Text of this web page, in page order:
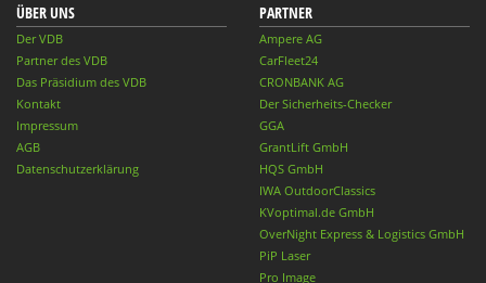
ÜBER UNS
Der VDB
Partner des VDB
Das Präsidium des VDB
Kontakt
Impressum
AGB
Datenschutzerklärung
PARTNER
Ampere AG
CarFleet24
CRONBANK AG
Der Sicherheits-Checker
GGA
GrantLift GmbH
HQS GmbH
IWA OutdoorClassics
KVoptimal.de GmbH
OverNight Express & Logistics GmbH
PiP Laser
Pro Image